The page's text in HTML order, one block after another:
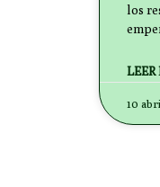
los
LEER
10